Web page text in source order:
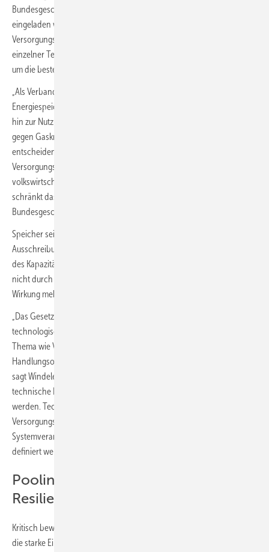
Bundesgeschäftsführer Urban Windelen als Sachverständiger
eingeladen wurde. Dort machte der Verband deutlich, dass
Versorgungssicherheit nicht durch die politische Vorfestlegung
einzelner Technologien, sondern durch einen fairen Wettbewerb
um die beste Lösung gewährleistet werden sollte.
„Als Verband vertreten wir die gesamte Bandbreite der
Energiespeicherung – von Batteriespeichern über Pumpspeicher bis
hin zur Nutzung von Wasserstoff. Uns geht es nicht um Speicher
gegen Gaskraftwerke. Uns geht es um Technologieoffenheit. Die
entscheidende Frage lautet: Welche Technologie kann
Versorgungssicherheit rechtssicher, zukunftsfest und
volkswirtschaftlich effizient bereitstellen? Genau diesen Wettbewerb
schränkt das StromVKG jedoch ein“, erklärte Urban Windelen,
Bundesgeschäftsführer des BVES im Bundestag.
Speicher seien zwar formal teilnahmeberechtigt für die vorgesehenen
Ausschreibungen, würden faktisch jedoch von wesentlichen Teilen
des Kapazitätsmarktes ausgeschlossen. Die Benachteiligung entstehe
nicht durch eine einzelne Regelung, sondern durch die kumulative
Wirkung mehrerer Kriterien.
„Das Gesetz legt Deutschland für die kommenden 15 Jahre
technologische Handschellen an. Gerade bei einem so zentralen
Thema wie Versorgungssicherheit sollten wir unsere
Handlungsoptionen erweitern und nicht künstlich begrenzen“,
sagt Windelen. Grundsätzlich stellt sich die Frage, warum zentrale
technische Kriterien unmittelbar im Gesetz festgeschrieben
werden. Technische Anforderungen an
Versorgungssicherheit sollten durch die zuständigen
Systemverantwortlichen, auf Basis der tatsächlichen Systembedarfe
definiert werden.
Pooling-Lösungen und
Resilienzanforderungen im Fokus
Kritisch bewertet der BVES das vorgesehene Verbot beziehungsweise
die starke Einschränkung von Pooling-Lösungen. Mehrere